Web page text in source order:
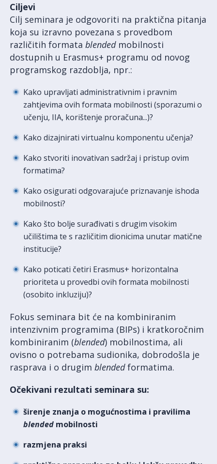
Ciljevi
Cilj seminara je odgovoriti na praktična pitanja
koja su izravno povezana s provedbom
različitih formata blendedmobilnosti
dostupnih u Erasmus+ programu od novog
programskog razdoblja, npr.:
Kako upravljati administrativnim i pravnim
zahtjevima ovih formata mobilnosti (sporazumi o
učenju, IIA, korištenje proračuna...)?
Kako dizajnirati virtualnu komponentu učenja?
Kako stvoriti inovativan sadržaj i pristup ovim
formatima?
Kako osigurati odgovarajuće priznavanje ishoda
mobilnosti?
Kako što bolje surađivati s drugim visokim
učilištima te s različitim dionicima unutar matične
institucije?
Kako poticati četiri Erasmus+ horizontalna
prioriteta u provedbi ovih formata mobilnosti
(osobito inkluziju)?
Fokus seminara bit će na kombiniranim
intenzivnim programima (BIPs) i kratkoročnim
kombiniranim (blended) mobilnostima, ali
ovisno o potrebama sudionika, dobrodošla je
rasprava i o drugim blendedformatima.
Očekivani rezultati seminara su:
širenje znanja o mogućnostima i pravilima
blended mobilnosti
razmjena praksi